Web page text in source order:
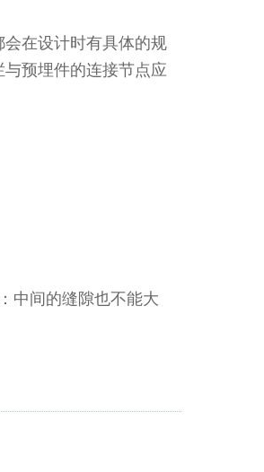
在设计时有具体的规
预埋件的连接节点应
中间的缝隙也不能大